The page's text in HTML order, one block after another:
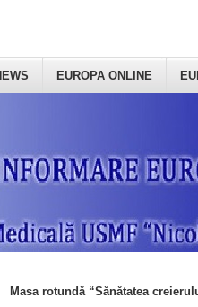
EUROPA ONLINE
Masa rotundă “Sănătatea